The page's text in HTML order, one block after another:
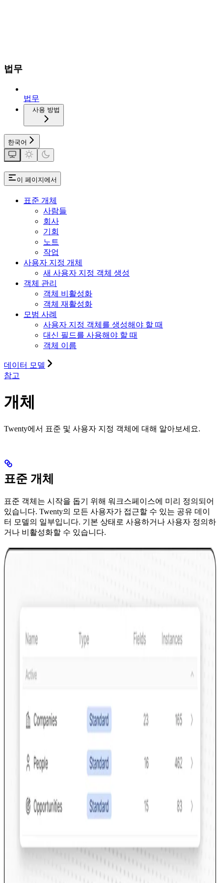
법무
법무
사용 방법
한국어
이 페이지에서
표준 개체
사람들
회사
기회
노트
작업
사용자 지정 개체
새 사용자 지정 객체 생성
객체 관리
객체 비활성화
객체 재활성화
모범 사례
사용자 지정 객체를 생성해야 할 때
대신 필드를 사용해야 할 때
객체 이름
데이터 모델
참고
개체
Twenty에서 표준 및 사용자 지정 객체에 대해 알아보세요.
표준 개체
표준 객체는 시작을 돕기 위해 워크스페이스에 미리 정의되어
있습니다. Twenty의 모든 사용자가 접근할 수 있는 공유 데이
터 모델의 일부입니다. 기본 상태로 사용하거나 사용자 정의하
거나 비활성화할 수 있습니다.